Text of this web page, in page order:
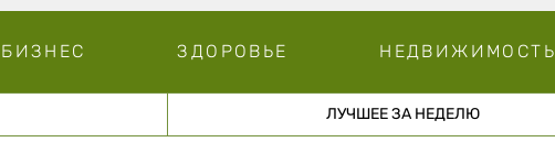
БИЗНЕС ЗДОРОВЬЕ НЕДВИЖИМОСТЬ
ЛУЧШЕЕ ЗА НЕДЕЛЮ